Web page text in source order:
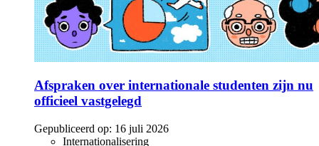
Afspraken over internationale studenten zijn nu
officieel vastgelegd
Gepubliceerd op: 16 juli 2026
Internationalisering